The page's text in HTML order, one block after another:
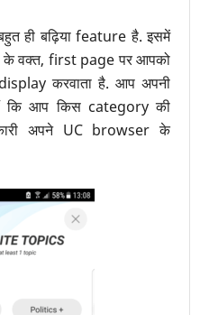
ही बढ़िया feature है. इसमें
वक्त, first page पर आपको
करवाता है. आप अपनी
आप किस category की
अपने UC browser के